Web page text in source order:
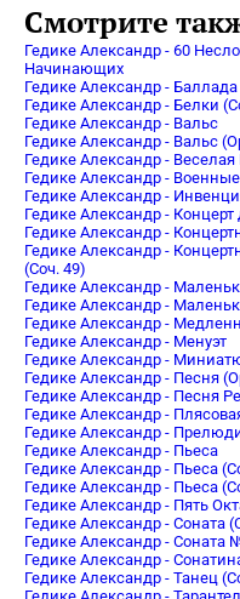
Смотрите
Гедике Александр - 60
Начинающих
Гедике Александр - Баллада
Гедике Александр - Белки
Гедике Александр - Вальс
Гедике Александр - Вальс
Гедике Александр -
Гедике Александр -
Гедике Александр -
Гедике Александр -
Гедике Александр -
Гедике Александр -
(Соч. 49)
Гедике Александр -
Гедике Александр -
Гедике Александр -
Гедике Александр - Менуэт
Гедике Александр -
Гедике Александр - Песня
Гедике Александр - Песня
Гедике Александр -
Гедике Александр -
Гедике Александр - Пьеса
Гедике Александр - Пьеса
Гедике Александр - Пьеса
Гедике Александр - Пять
Гедике Александр - Соната
Гедике Александр - Соната
Гедике Александр -
Гедике Александр - Танец